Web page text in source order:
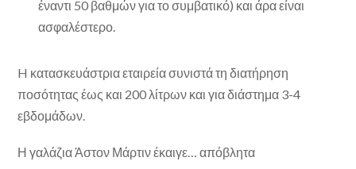
έναντι 50 βαθμών για το συμβατικό) και άρα είναι
ασφαλέστερο.
H κατασκευάστρια εταιρεία συνιστά τη διατήρηση
ποσότητας έως και 200 λίτρων και για διάστημα 3-4
εβδομάδων.
Η γαλάζια Άστον Μάρτιν έκαιγε… απόβλητα